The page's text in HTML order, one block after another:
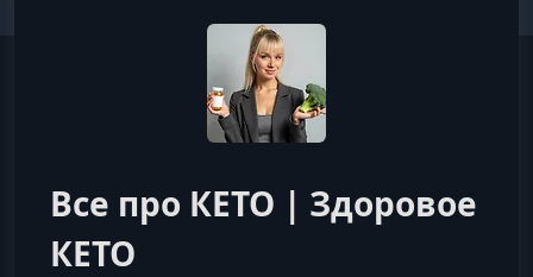
Все про КЕТО | Здоровое
КЕТО